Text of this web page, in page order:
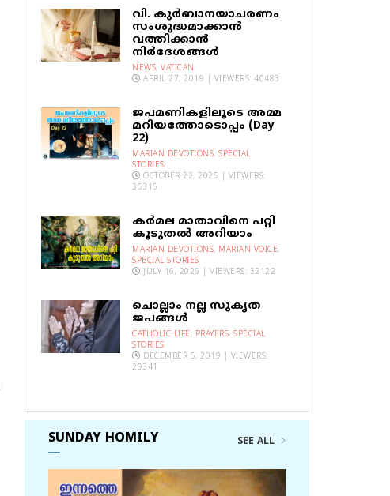
വി. കുര്‍ബാനയാചരണം
സംശുദ്ധമാക്കാന്‍
വത്തിക്കാന്‍
നിര്‍ദേശങ്ങള്‍
NEWS, VATICAN
APRIL 27, 2019 | VIEWERS: 40483
ജപമണികളിലൂടെ അമ്മ
മറിയത്തോടൊപ്പം (Day
22)
MARIAN DEVOTIONS, SPECIAL
STORIES
OCTOBER 22, 2025 | VIEWERS:
35315
കര്‍മല മാതാവിനെ പറ്റി
കൂടുതല്‍ അറിയാം
MARIAN DEVOTIONS, MARIAN VOICE,
SPECIAL STORIES
JULY 16, 2026 | VIEWERS: 32122
ചൊല്ലാം നല്ല സുകൃത
ജപങ്ങൾ
CATHOLIC LIFE, PRAYERS, SPECIAL
STORIES
DECEMBER 5, 2019 | VIEWERS:
29341
SUNDAY HOMILY SEE ALL